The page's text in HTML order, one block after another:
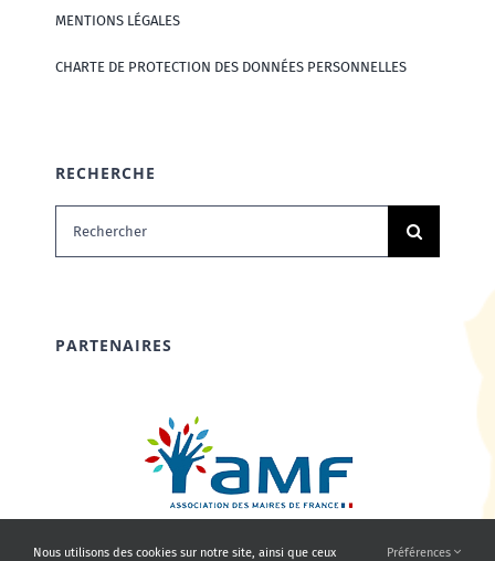
MENTIONS LÉGALES
CHARTE DE PROTECTION DES DONNÉES PERSONNELLES
RECHERCHE
Rechercher:
PARTENAIRES
Nous utilisons des cookies sur notre site, ainsi que ceux Préférences